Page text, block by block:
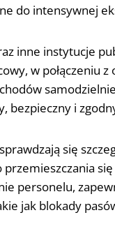
do intensywnej
inne instytucje
w
bezpieczny i
się
personelu,
jak blokady